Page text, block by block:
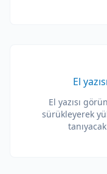
El
El yazısı
sürükleyerek